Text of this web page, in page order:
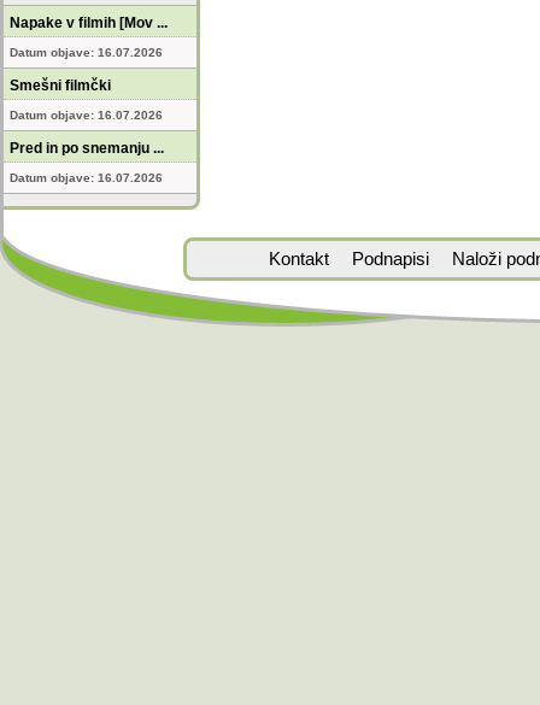
Napake v filmih [Mov ...
Datum objave: 16.07.2026
Smešni filmčki
Datum objave: 16.07.2026
Pred in po snemanju ...
Datum objave: 16.07.2026
Kontakt Podnapisi Naloži